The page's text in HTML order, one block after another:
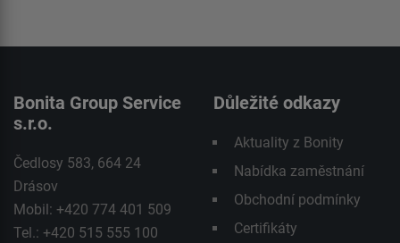
Bonita Group Service
s.r.o.
Čedlosy 583, 664 24
Drásov
Mobil: +420 774 401 509
Tel.: +420 515 555 100
Důležité odkazy
Aktuality z Bonity
Nabídka zaměstnání
Obchodní podmínky
Certifikáty